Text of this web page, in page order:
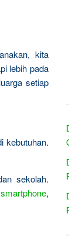
kita
lebih pada
setiap
kebutuhan.
sekolah.
smartphone,